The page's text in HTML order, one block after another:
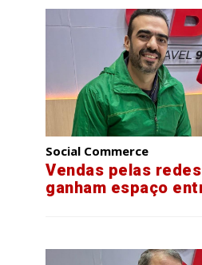
Social Commerce
Vendas pelas
ganham espaço